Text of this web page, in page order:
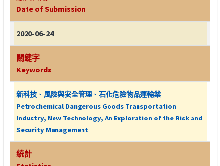
Date of Submission
2020-06-24
關鍵字
Keywords
新科技、風險與安全管理、石化危險物品運輸業
Petrochemical Dangerous Goods Transportation
Industry, New Technology, An Exploration of the Risk and
Security Management
統計